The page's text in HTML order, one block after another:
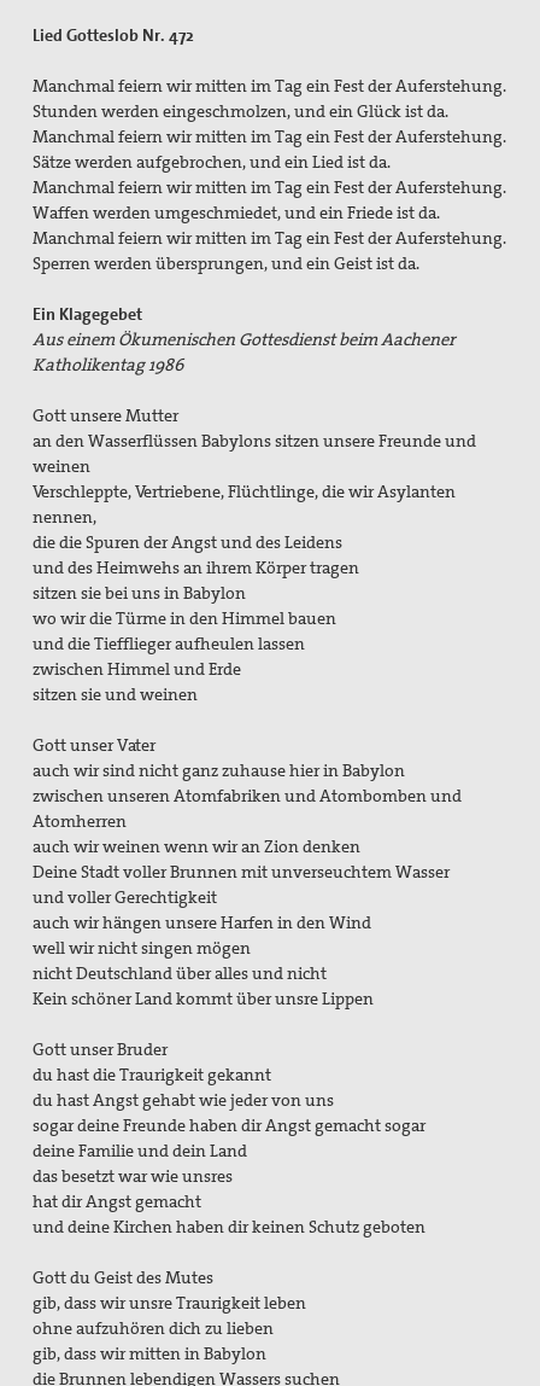
Lied Gotteslob Nr. 472
Manchmal feiern wir mitten im Tag ein Fest der Auferstehung.
Stunden werden eingeschmolzen, und ein Glück ist da.
Manchmal feiern wir mitten im Tag ein Fest der Auferstehung.
Sätze werden aufgebrochen, und ein Lied ist da.
Manchmal feiern wir mitten im Tag ein Fest der Auferstehung.
Waffen werden umgeschmiedet, und ein Friede ist da.
Manchmal feiern wir mitten im Tag ein Fest der Auferstehung.
Sperren werden übersprungen, und ein Geist ist da.
Ein Klagegebet
Aus einem Ökumenischen Gottesdienst beim Aachener
Katholikentag 1986
Gott unsere Mutter
an den Wasserflüssen Babylons sitzen unsere Freunde und
weinen
Verschleppte, Vertriebene, Flüchtlinge, die wir Asylanten
nennen,
die die Spuren der Angst und des Leidens
und des Heimwehs an ihrem Körper tragen
sitzen sie bei uns in Babylon
wo wir die Türme in den Himmel bauen
und die Tiefflieger aufheulen lassen
zwischen Himmel und Erde
sitzen sie und weinen
Gott unser Vater
auch wir sind nicht ganz zuhause hier in Babylon
zwischen unseren Atomfabriken und Atombomben und
Atomherren
auch wir weinen wenn wir an Zion denken
Deine Stadt voller Brunnen mit unverseuchtem Wasser
und voller Gerechtigkeit
auch wir hängen unsere Harfen in den Wind
well wir nicht singen mögen
nicht Deutschland über alles und nicht
Kein schöner Land kommt über unsre Lippen
Gott unser Bruder
du hast die Traurigkeit gekannt
du hast Angst gehabt wie jeder von uns
sogar deine Freunde haben dir Angst gemacht sogar
deine Familie und dein Land
das besetzt war wie unsres
hat dir Angst gemacht
und deine Kirchen haben dir keinen Schutz geboten
Gott du Geist des Mutes
gib, dass wir unsre Traurigkeit leben
ohne aufzuhören dich zu lieben
gib, dass wir mitten in Babylon
die Brunnen lebendigen Wassers suchen